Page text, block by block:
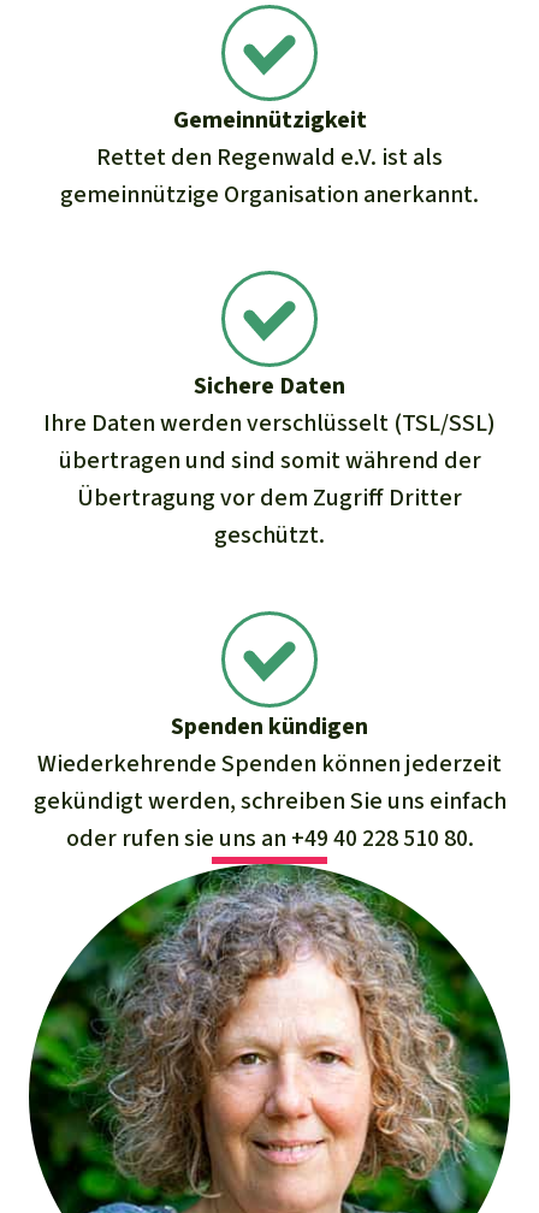
Gemeinnützigkeit
Rettet den Regenwald e.V. ist als
gemeinnützige Organisation anerkannt.
Sichere Daten
Ihre Daten werden verschlüsselt (TSL/SSL)
übertragen und sind somit während der
Übertragung vor dem Zugriff Dritter
geschützt.
Spenden kündigen
Wiederkehrende Spenden können jederzeit
gekündigt werden,schreiben Sie uns einfach
oder rufen sie uns an +49 40 228 510 80.